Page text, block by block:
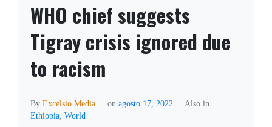
WHO chief suggests
Tigray crisis ignored due
to racism
ByExcelsio Media on agosto 17, 2022
Also in
Ethiopia,World